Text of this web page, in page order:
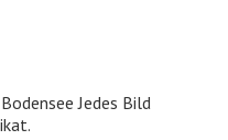
Jedes Bild